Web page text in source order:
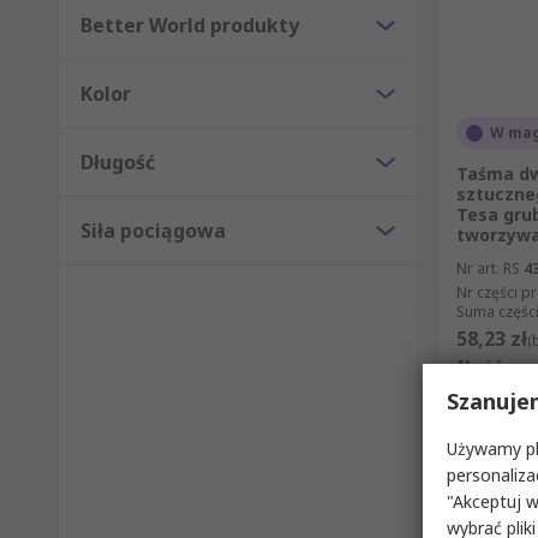
Better World produkty
Kolor
Długość
Siła pociągowa
W
Taśma
Tesa
Nr art. RS
Nr części
Suma
58,23 zł
Ilość
Używamy
"Akceptuj
wybrać